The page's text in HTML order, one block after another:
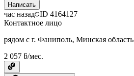
Написать
час назад ID 4164127
Контактное лицо
рядом с г. Фаниполь, Минская область
2 057 ƃ/мес.